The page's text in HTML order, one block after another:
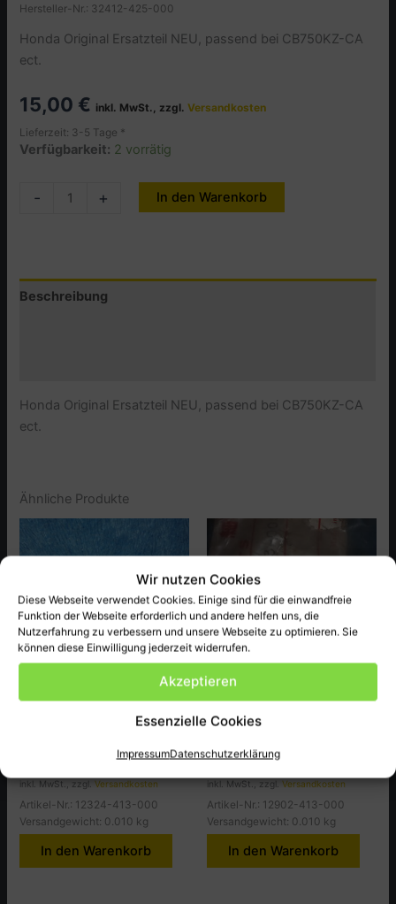
Wir nutzen Cookies
Diese Webseite verwendet Cookies. Einige sind für die einwandfreie
Funktion der Webseite erforderlich und andere helfen uns, die
Nutzerfahrung zu verbessern und unsere Webseite zu optimieren. Sie
können diese Einwilligung jederzeit widerrufen.
Akzeptieren
Essenzielle Cookies
ImpressumDatenschutzerklärung
Hersteller-Nr.: 32412-425-000
Honda Original Ersatzteil NEU, passend bei CB750KZ-CA
ect.
15,00 € inkl. MwSt., zzgl.Versandkosten
Lieferzeit: 3-5 Tage *
Verfügbarkeit: 2 vorrätig
-
Menge
+ In den Warenkorb
Beschreibung
Honda Original Ersatzteil NEU, passend bei CB750KZ-CA
ect.
Ähnliche Produkte
Honda
Rubber, Insert, CB400T-PA
inkl. MwSt., zzgl.Versandkosten
Artikel-Nr.: 12324-413-000
Versandgewicht: 0.010 kg
In den Warenkorb
Honda
Olifice, Oil Contl.CB400T-PA
6,00€
inkl. MwSt., zzgl. Versandkosten
Artikel-Nr.: 12902-413-000
Versandgewicht: 0.010 kg
In den Warenkorb